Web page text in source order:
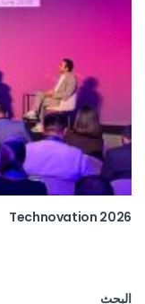
Technovation 2026
البحث